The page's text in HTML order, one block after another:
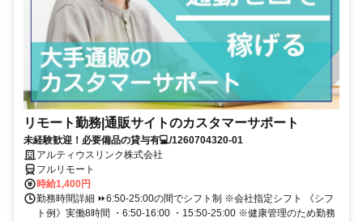
リモート勤務|通販サイトのカスタマーサポート
未経験歓迎！必要備品の貸与有💻/1260704320-01
アルティウスリンク株式会社
フルリモート
時給1,400円
勤務時間詳細 ⏩6:50-25:00の間でシフト制 ※会社指定シフト 《シフ
ト例》実働8時間 ・6:50-16:00 ・15:50-25:00 ※健康管理のため勤務